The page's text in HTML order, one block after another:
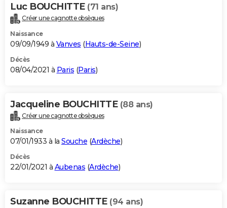
Luc BOUCHITTE (71 ans)
Créer une cagnotte obsèques
Naissance
09/09/1949 à Vanves (Hauts-de-Seine)
Décès
08/04/2021 à Paris (Paris)
Jacqueline BOUCHITTE (88 ans)
Créer une cagnotte obsèques
Naissance
07/01/1933 à la Souche (Ardèche)
Décès
22/01/2021 à Aubenas (Ardèche)
Suzanne BOUCHITTE (94 ans)